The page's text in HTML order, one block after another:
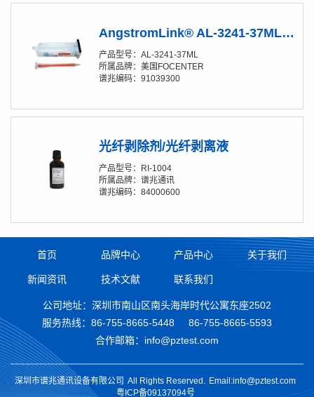
AngstromLink® AL-3241-37ML涂覆材料
产品型号：AL-3241-37ML
所属品牌：美国FOCENTER
谱兆编码：91039300
光纤剥除剂/光纤剥离液
产品型号：RI-1004
所属品牌：谱兆通讯
谱兆编码：84000600
首页 品牌中心 产品中心 关于我们
新闻资讯 技术文献 联系我们
公司地址：深圳市南山区南头海岸时代公寓东座2502
服务热线： 86-755-8665-5448
86-755-8665-5593
合作邮箱：info@pztest.com
深圳市谱兆通讯设备有限公司 All Rights Reserved.
Email:info@pztest.com
粤ICP备09137094号